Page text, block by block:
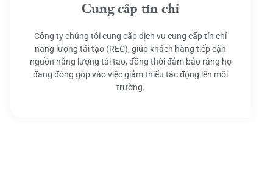
Cung cấp tín chỉ
Công ty chúng tôi cung cấp dịch vụ cung cấp tín chỉ
năng lượng tái tạo (REC), giúp khách hàng tiếp cận
nguồn năng lượng tái tạo, đồng thời đảm bảo rằng họ
đang đóng góp vào việc giảm thiểu tác động lên môi
trường.